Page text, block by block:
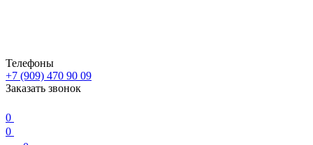
Телефоны
+7 (909) 470 90 09
Заказать звонок
0
0